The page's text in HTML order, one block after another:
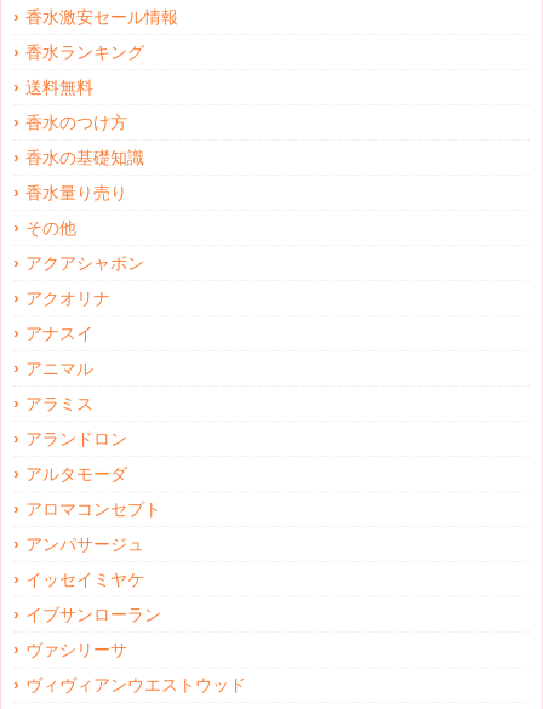
香水激安セール情報
香水ランキング
送料無料
香水のつけ方
香水の基礎知識
香水量り売り
その他
アクアシャボン
アクオリナ
アナスイ
アニマル
アラミス
アランドロン
アルタモーダ
アロマコンセプト
アンパサージュ
イッセイミヤケ
イブサンローラン
ヴァシリーサ
ヴィヴィアンウエストウッド